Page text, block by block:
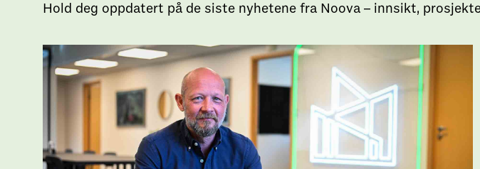
Hold deg oppdatert på de siste nyhetene fra Noova – innsikt,